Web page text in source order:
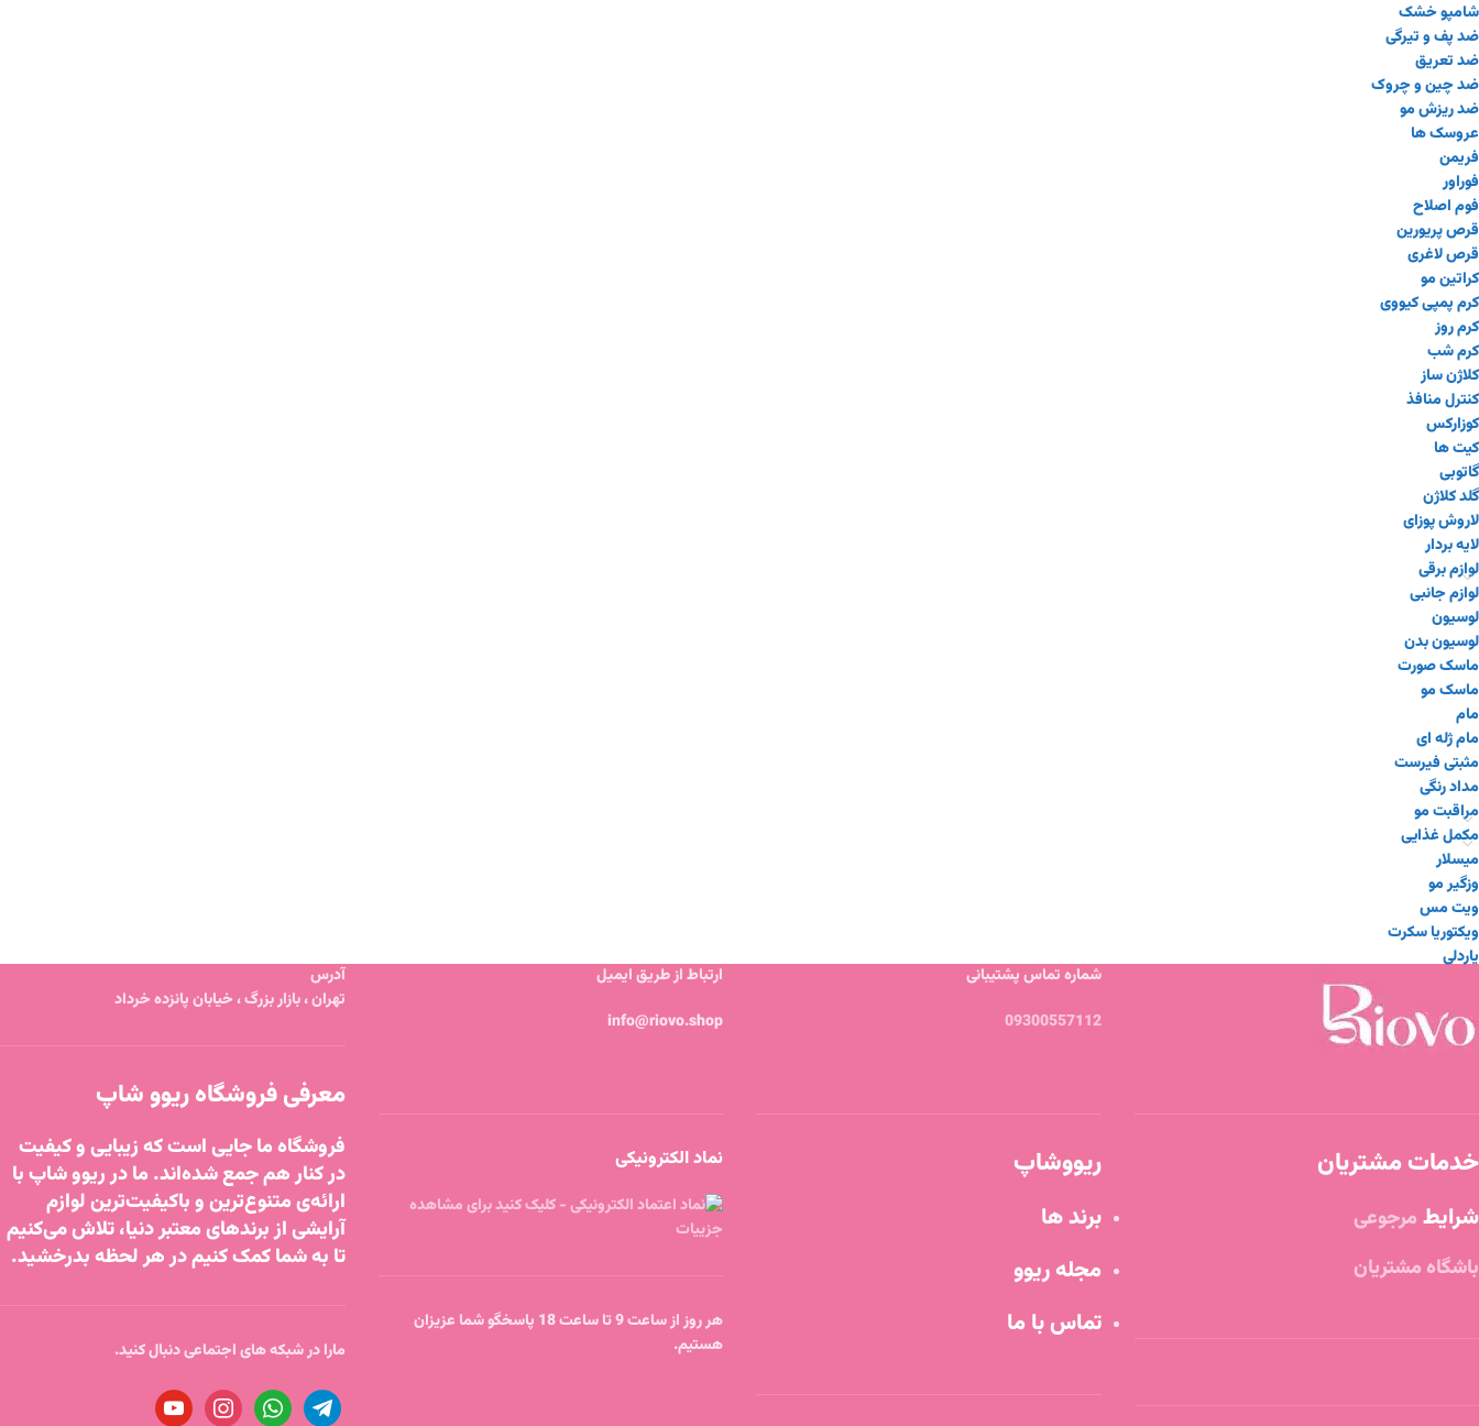
شامپو خشک
ضد پف و تیرگی
ضد تعریق
ضد چین و چروک
ضد ریزش مو
عروسک ها
فریمن
فوراور
فوم اصلاح
قرص پریورین
قرص لاغری
کراتین مو
کرم پمپی کیووی
کرم روز
کرم شب
کلاژن ساز
کنترل منافذ
کوزارکس
کیت ها
گاتوبی
گلد کلاژن
لاروش پوزای
لایه بردار
لوازم برقی
لوازم جانبی
لوسیون
لوسیون بدن
ماسک صورت
ماسک مو
مام
مام ژله ای
مثبتی فیرست
مداد رنگی
مراقبت مو
مکمل غذایی
میسلار
وزگیر مو
ویت مس
ویکتوریا سکرت
یاردلی
خدمات مشتریان
شرایط مرجوعی
باشگاه مشتریان
شماره تماس پشتیبانی
09300557112
ریووشاپ
برند ها
مجله ریوو
تماس با ما
ارتباط از طریق ایمیل
info@riovo.shop
نماد الکترونیکی
هر روز از ساعت 9 تا ساعت 18 پاسخگو شما عزیزان
هستیم.
آدرس
تهران ، بازار بزرگ ، خیابان پانزده خرداد
معرفی فروشگاه ریوو شاپ
فروشگاه ما جایی است که زیبایی و کیفیت
در کنار هم جمع شده‌اند. ما در ریوو شاپ با
ارائه‌ی متنوع‌ترین و باکیفیت‌ترین لوازم
آرایشی از برندهای معتبر دنیا، تلاش می‌کنیم
تا به شما کمک کنیم در هر لحظه بدرخشید.
مارا در شبکه های اجتماعی دنبال کنید.